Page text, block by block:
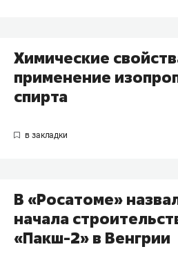
Химические
применение
спирта
В «Росатоме»
начала
«Пакш-2» в Венгрии